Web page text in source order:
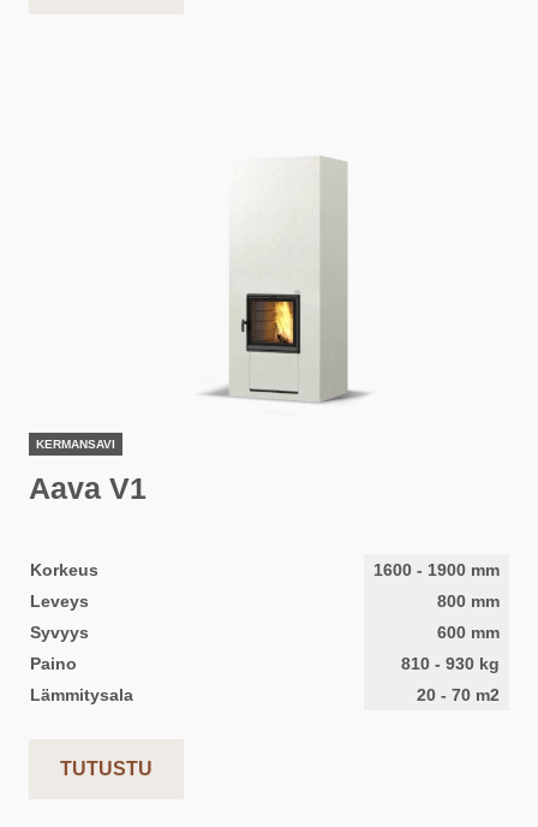
KERMANSAVI
Aava V1
Korkeus 1600 - 1900 mm
Leveys
800 mm
Syvyys
600 mm
Paino
810 - 930 kg
Lämmitysala
20 - 70 m2
TUTUSTU